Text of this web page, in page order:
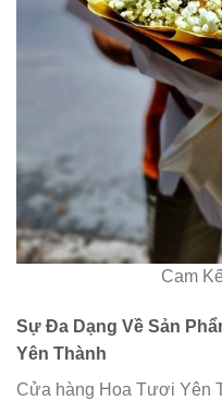
Cam
Sự Đa Dạng Về Sản
Yên Thành
Cửa hàng Hoa Tươi Yên